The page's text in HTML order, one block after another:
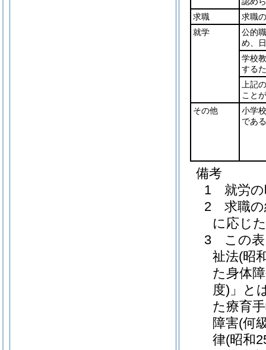
求職
求職
就学
公的
め、
学校
する
上記
こと
その他
小学
であ
備考
1 就労の
2 求職の
に応じ
3 この表
祉法(昭
た身体
度)」と
た療育
障害(何
律(昭和